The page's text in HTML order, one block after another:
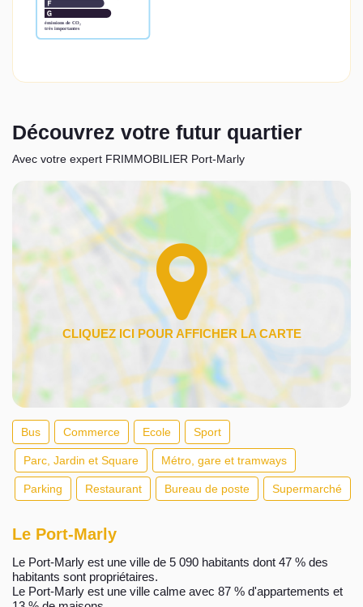
Découvrez votre futur quartier
Avec votre expert FRIMMOBILIER Port-Marly
Bus Commerce Ecole Sport
Parc, Jardin et Square Métro, gare et tramways
Parking Restaurant Bureau de poste Supermarché
Le Port-Marly
Le Port-Marly est une ville de 5 090 habitants dont 47 % des
habitants sont propriétaires.
Le Port-Marly est une ville calme avec 87 % d'appartements et